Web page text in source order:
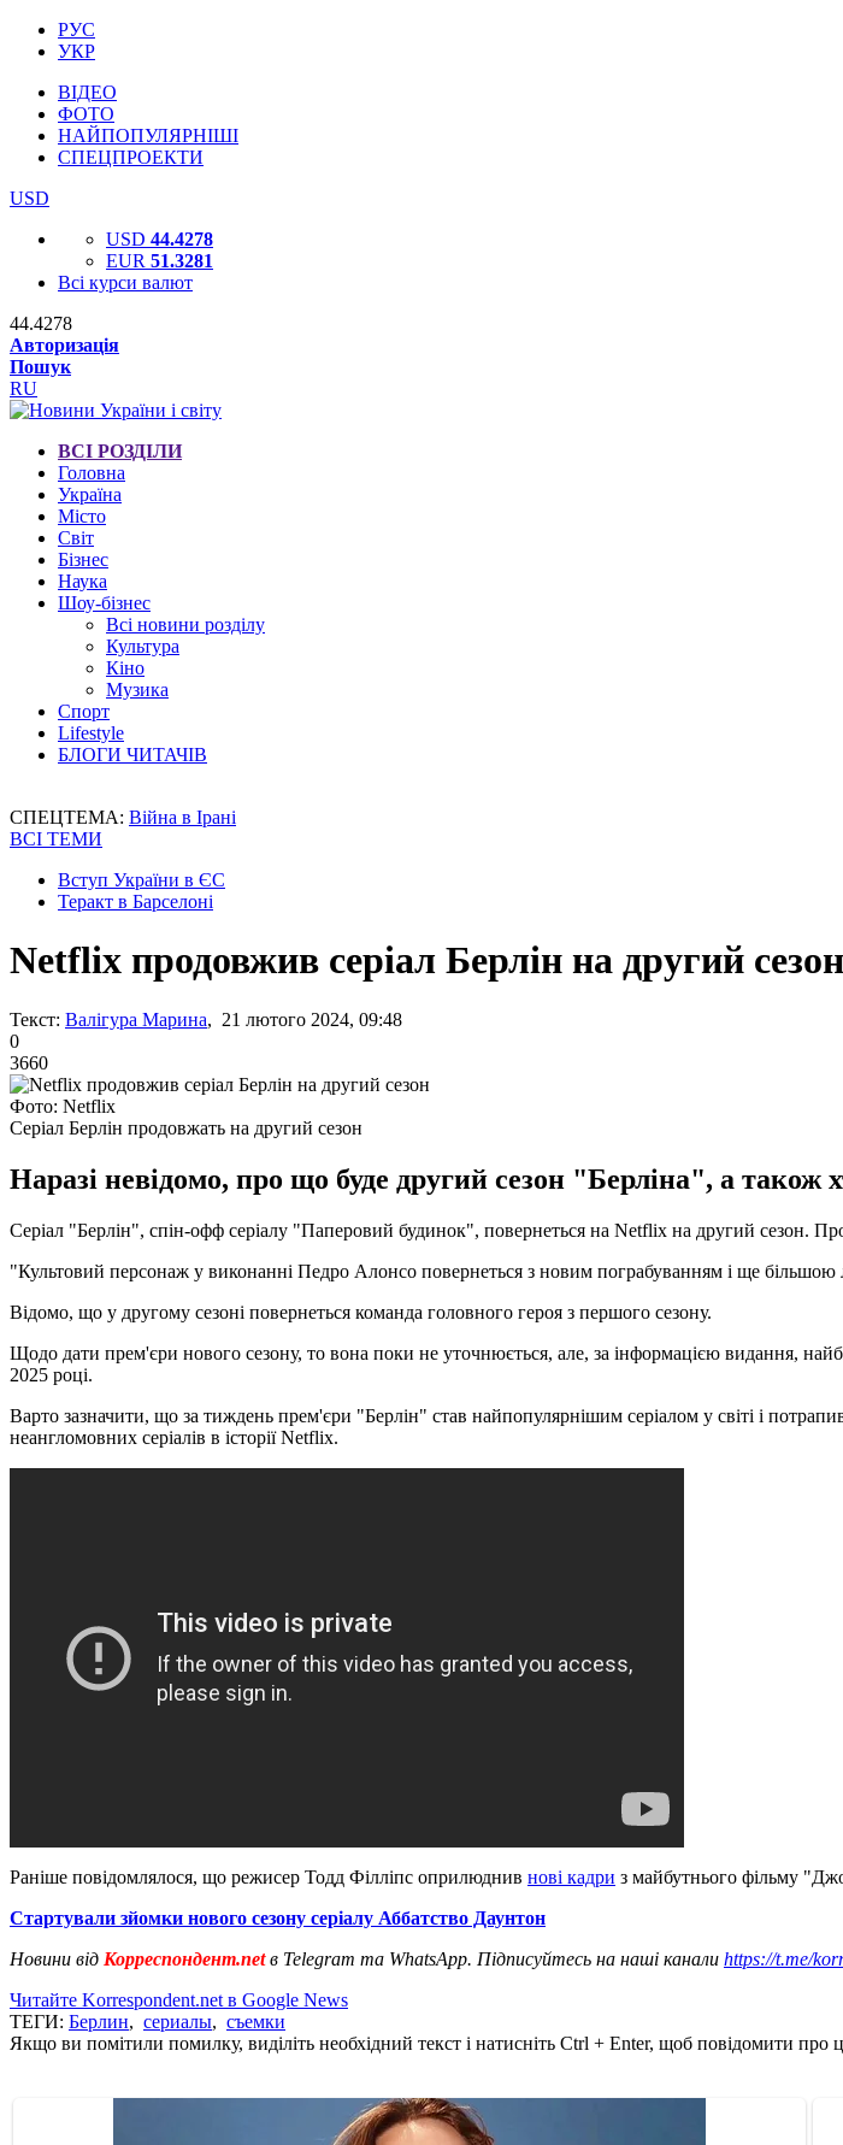
РУС
УКР
ВІДЕО
ФОТО
НАЙПОПУЛЯРНІШІ
СПЕЦПРОЕКТИ
USD
USD 44.4278
EUR 51.3281
Всі курси валют
44.4278
Авторизація
Пошук
RU
ВСІ РОЗДІЛИ
Головна
Україна
Місто
Світ
Бізнес
Наука
Шоу-бізнес
Всі новини розділу
Культура
Кіно
Музика
Спорт
Lifestyle
БЛОГИ ЧИТАЧІВ
СПЕЦТЕМА: Війна в Ірані
ВСІ ТЕМИ
Вступ України в ЄС
Теракт в Барселоні
Netflix продовжив серіал Берлін на другий сезон
Текст: Валігура Марина, 21 лютого 2024, 09:48
0
3660
Фото: Netflix
Серіал Берлін продовжать на другий сезон
Наразі невідомо, про що буде другий сезон "Берліна", а
Серіал "Берлін", спін-офф серіалу "Паперовий будинок", повернеться на Netflix на другий сезон.
"Культовий персонаж у виконанні Педро Алонсо повернеться з новим пограбуванням і ще
Відомо, що у другому сезоні повернеться команда головного героя з першого сезону.
Щодо дати прем'єри нового сезону, то вона поки не уточнюється, але, за інформацією видання,
2025 році.
Варто зазначити, що за тиждень прем'єри "Берлін" став найпопулярнішим серіалом у світі і
неангломовних серіалів в історії Netflix.
Раніше повідомлялося, що режисер Тодд Філліпс оприлюднив нові кадри з майбутнього фільму
Стартували зйомки нового сезону серіалу Аббатство Даунтон
Новини від Корреспондент.netв Telegram та WhatsApp. Підписуйтесь на наші канали https://t.me/
Читайте Korrespondent.net в Google News
ТЕГИ: Берлин, сериалы, съемки
Якщо ви помітили помилку, виділіть необхідний текст і натисніть Ctrl + Enter, щоб повідомити про